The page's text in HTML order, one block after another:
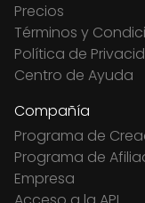
Precios
Términos y
Política de
Centro de Ayuda
Compañía
Programa de
Programa de
Empresa